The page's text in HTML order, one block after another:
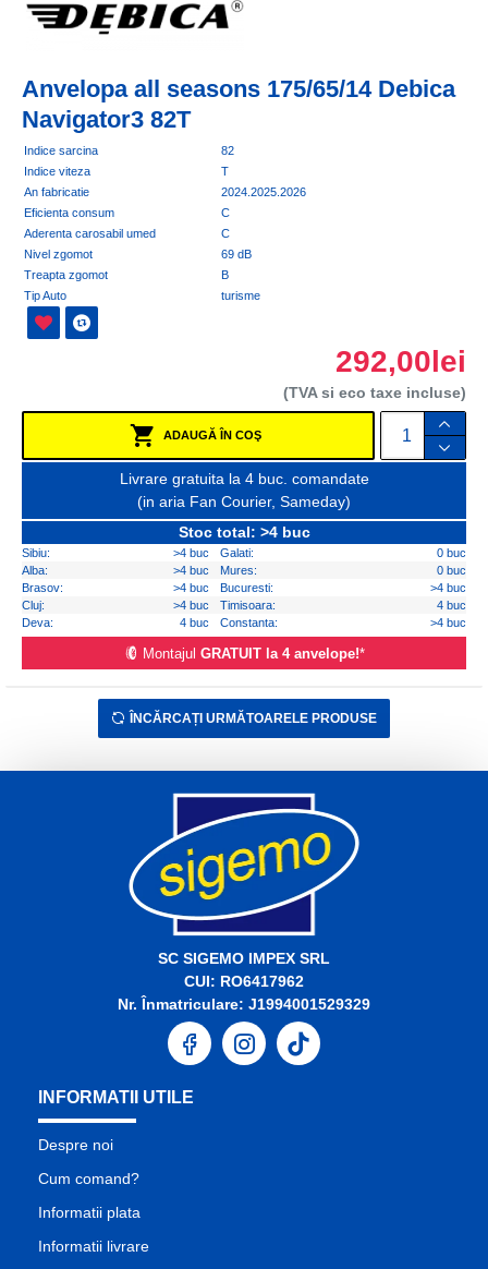
Anvelopa all seasons 175/65/14 Debica
Navigator3 82T
Indice sarcina
82
Indice viteza
T
An fabricatie
2024.2025.2026
Eficienta consum
C
Aderenta carosabil umed
C
Nivel zgomot
69 dB
Treapta zgomot
B
Tip Auto
turisme
292,00lei
(TVA si eco taxe incluse)
ADAUGĂ ÎN COŞ
Livrare gratuita la 4 buc. comandate
(in aria Fan Courier, Sameday)
Stoc total: >4 buc
Sibiu: >4 buc Galati:
0 buc
Alba:
>4 buc Mures:
0 buc
Brasov:
>4 buc Bucuresti:
>4 buc
Cluj:
>4 buc Timisoara:
4 buc
Deva:
4 buc Constanta: >4 buc
Montajul GRATUIT la 4 anvelope!*
ÎNCĂRCAȚI URMĂTOARELE PRODUSE
SC SIGEMO IMPEX SRL
CUI: RO6417962
Nr. Înmatriculare: J1994001529329
INFORMATII UTILE
Despre noi
Cum comand?
Informatii plata
Informatii livrare